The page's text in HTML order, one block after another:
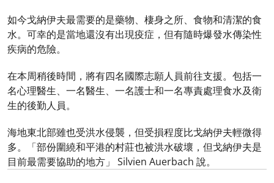
如今戈納伊夫最需要的是藥物、棲身之所、食物和清潔的食
水。可幸的是當地還沒有出現疫症，但有隨時爆發水傳染性
疾病的危險。
在本周稍後時間，將有四名國際志願人員前往支援。包括一
名心理醫生、一名醫生、一名護士和一名專責處理食水及衛
生的後勤人員。
海地東北部雖也受洪水侵襲，但受損程度比戈納伊夫輕微得
多。「部份圍繞和平港的村莊也被洪水破壞，但戈納伊夫是
目前最需要協助的地方」 Silvien Auerbach 說。